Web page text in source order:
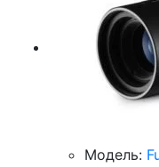
Модель: